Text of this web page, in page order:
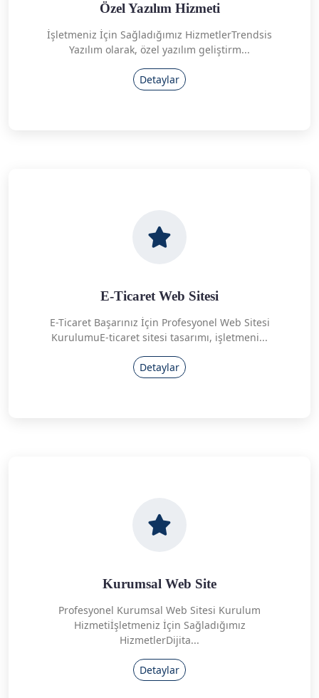
Özel Yazılım Hizmeti
İşletmeniz İçin Sağladığımız HizmetlerTrendsis
Yazılım olarak, özel yazılım geliştirm...
Detaylar
E-Ticaret Web Sitesi
E-Ticaret Başarınız İçin Profesyonel Web Sitesi
KurulumuE-ticaret sitesi tasarımı, işletmeni...
Detaylar
Kurumsal Web Site
Profesyonel Kurumsal Web Sitesi Kurulum
Hizmetiİşletmeniz İçin Sağladığımız
HizmetlerDijita...
Detaylar